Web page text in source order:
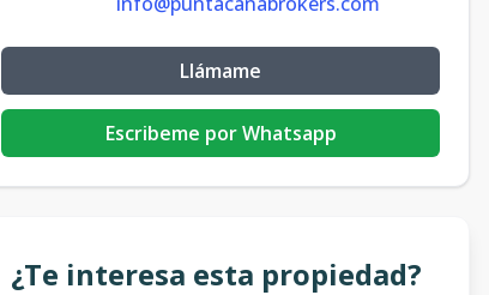
Llámame
Escribeme por Whatsapp
¿Te interesa esta propiedad?